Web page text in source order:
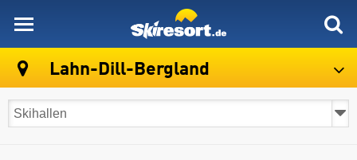
Lahn-Dill-Bergland